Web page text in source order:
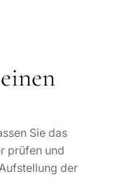
Sie das
prüfen und
der